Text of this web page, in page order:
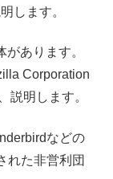
します。
あります。
Corporation
説明します。
などの
れた非営利団